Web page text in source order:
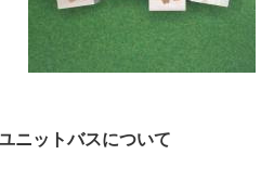
ニットバスについて